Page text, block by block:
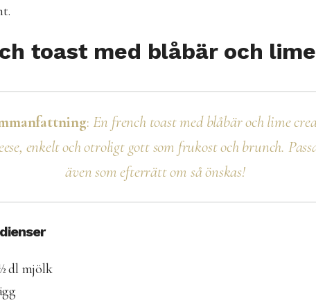
toast med blåbär och
: En french toast med blåbär och lime
enkelt och otroligt gott som frukost och brunch.
även som efterrätt om så önskas!
dl mjölk